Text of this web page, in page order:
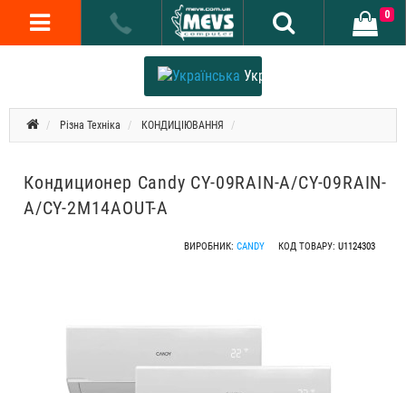
Українська
0
Різна Техніка КОНДИЦІЮВАННЯ
Кондиционер Candy CY-09RAIN-A/CY-09RAIN-
A/CY-2M14AOUT-A
ВИРОБНИК: CANDY КОД ТОВАРУ: U1124303